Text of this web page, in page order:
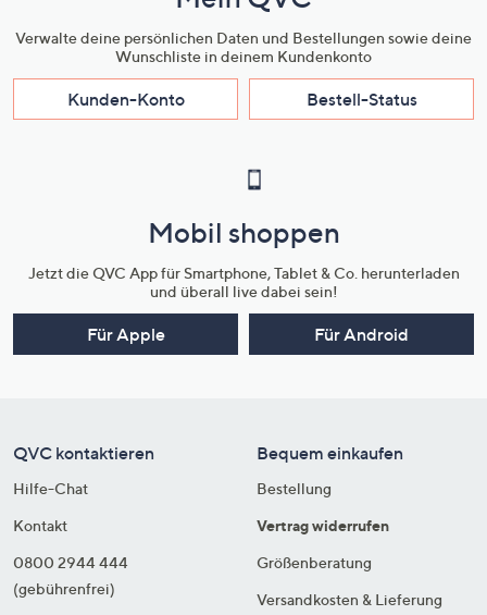
Verwalte deine persönlichen Daten und Bestellungen sowie deine
Wunschliste in deinem Kundenkonto
Kunden-Konto Bestell-Status
Mobil shoppen
Jetzt die QVC App für Smartphone, Tablet & Co. herunterladen
und überall live dabei sein!
Für Apple Für Android
QVC kontaktieren
Hilfe-Chat
Kontakt
0800 2944 444
(gebührenfrei)
Bequem einkaufen
Bestellung
Vertrag widerrufen
Größenberatung
Versandkosten & Lieferung